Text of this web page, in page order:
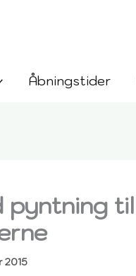
Åbningstider
pyntning til
2015